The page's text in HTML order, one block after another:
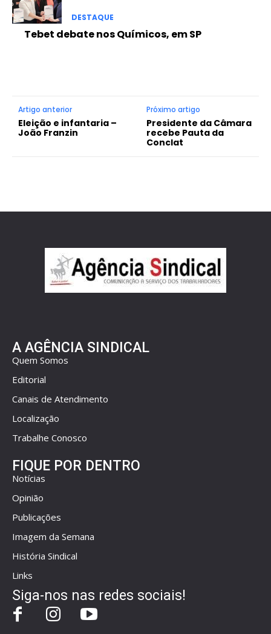
DESTAQUE
Tebet debate nos Químicos, em SP
Artigo anterior
Eleição e infantaria –
João Franzin
Próximo artigo
Presidente da Câmara
recebe Pauta da
Conclat
A AGÊNCIA SINDICAL
Quem Somos
Editorial
Canais de Atendimento
Localização
Trabalhe Conosco
FIQUE POR DENTRO
Notícias
Opinião
Publicações
Imagem da Semana
História Sindical
Links
Siga-nos nas redes sociais!